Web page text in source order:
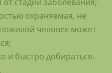
охраняемая, не
человек может
и быстро добираться.